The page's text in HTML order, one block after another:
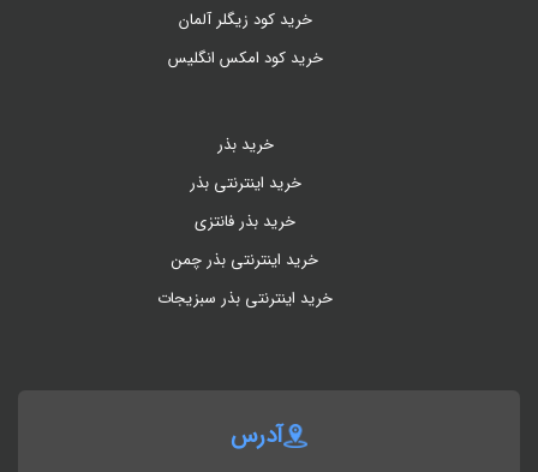
خرید کود زیگلر آلمان
خرید کود امکس انگلیس
خرید بذر
خرید اینترنتی بذر
خرید بذر فانتزی
خرید اینترنتی بذر چمن
خرید اینترنتی بذر سبزیجات
آدرس